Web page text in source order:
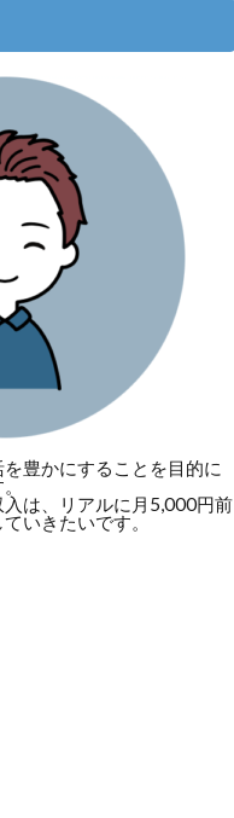
豊かにすることを目的に
は、リアルに月5,000円前
いきたいです。